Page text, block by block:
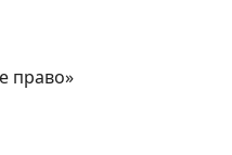
право»